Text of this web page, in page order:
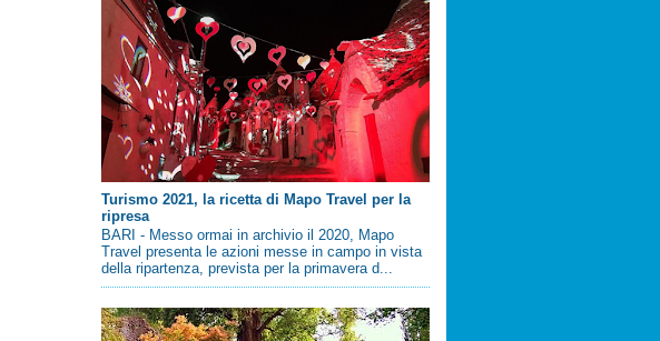
Turismo 2021, la ricetta di Mapo Travel per la
ripresa
BARI - Messo ormai in archivio il 2020, Mapo
Travel presenta le azioni messe in campo in vista
della ripartenza, prevista per la primavera d...